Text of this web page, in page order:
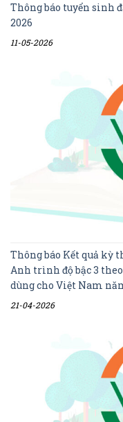
Thông báo tuyển sinh
2026
11-05-2026
Thông báo Kết quả kỳ
Anh trình độ bậc 3
dùng cho Việt Nam
21-04-2026